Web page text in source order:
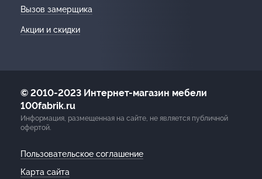
Вызов замерщика
Акции и скидки
© 2010-2023 Интернет-магазин мебели
100fabrik.ru
Информация, размещенная на сайте, не является публичной
офертой.
Пользовательское соглашение
Карта сайта